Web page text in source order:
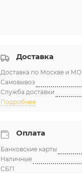
Доставка
Доставка по Москве и МО
Самовывоз
Служба доставки
Подробнее
Оплата
Банковские карты
Наличные
СБП